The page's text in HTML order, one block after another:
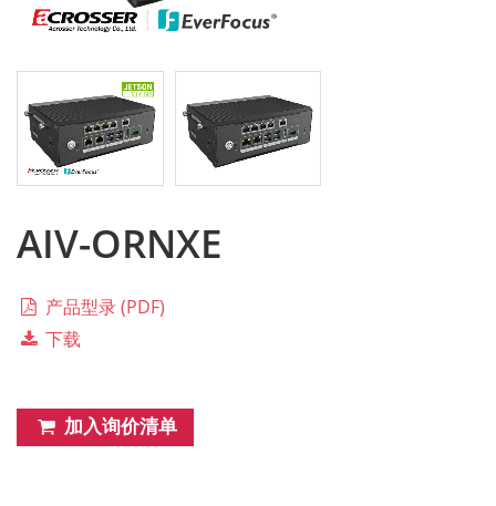
AIV-ORNXE
产品型录 (PDF)
下载
加入询价清单